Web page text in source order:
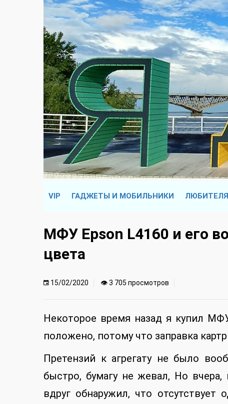
VIP ГАДЖЕТЫ И МОБИЛЬНИКИ
МФУ Epson L4160 и его
цвета
15/02/2020 👁 3 705 просмотров
Некоторое время назад я купил
положено, потому что заправка
Претензий к агрегату не было
быстро, бумагу не жевал, Но
вдруг обнаружил, что